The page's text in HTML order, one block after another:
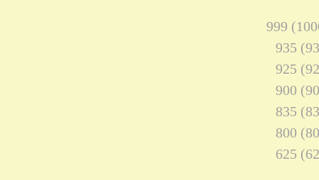
999
935
925
900
835
800
625